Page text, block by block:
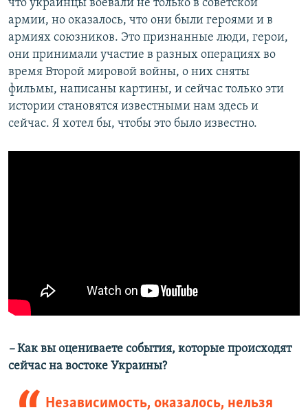
что украинцы воевали не только в советской
армии, но оказалось, что они были героями и в
армиях союзников. Это признанные люди, герои,
они принимали участие в разных операциях во
время Второй мировой войны, о них сняты
фильмы, написаны картины, и сейчас только эти
истории становятся известными нам здесь и
сейчас. Я хотел бы, чтобы это было известно.
–Как вы оцениваете события, которые происходят
сейчас на востоке Украины?
Независимость, оказалось, нельзя